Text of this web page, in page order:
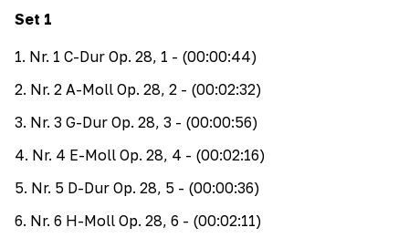
Set 1
1. Nr. 1 C-Dur Op. 28, 1 - (00:00:44)
2. Nr. 2 A-Moll Op. 28, 2 - (00:02:32)
3. Nr. 3 G-Dur Op. 28, 3 - (00:00:56)
4. Nr. 4 E-Moll Op. 28, 4 - (00:02:16)
5. Nr. 5 D-Dur Op. 28, 5 - (00:00:36)
6. Nr. 6 H-Moll Op. 28, 6 - (00:02:11)